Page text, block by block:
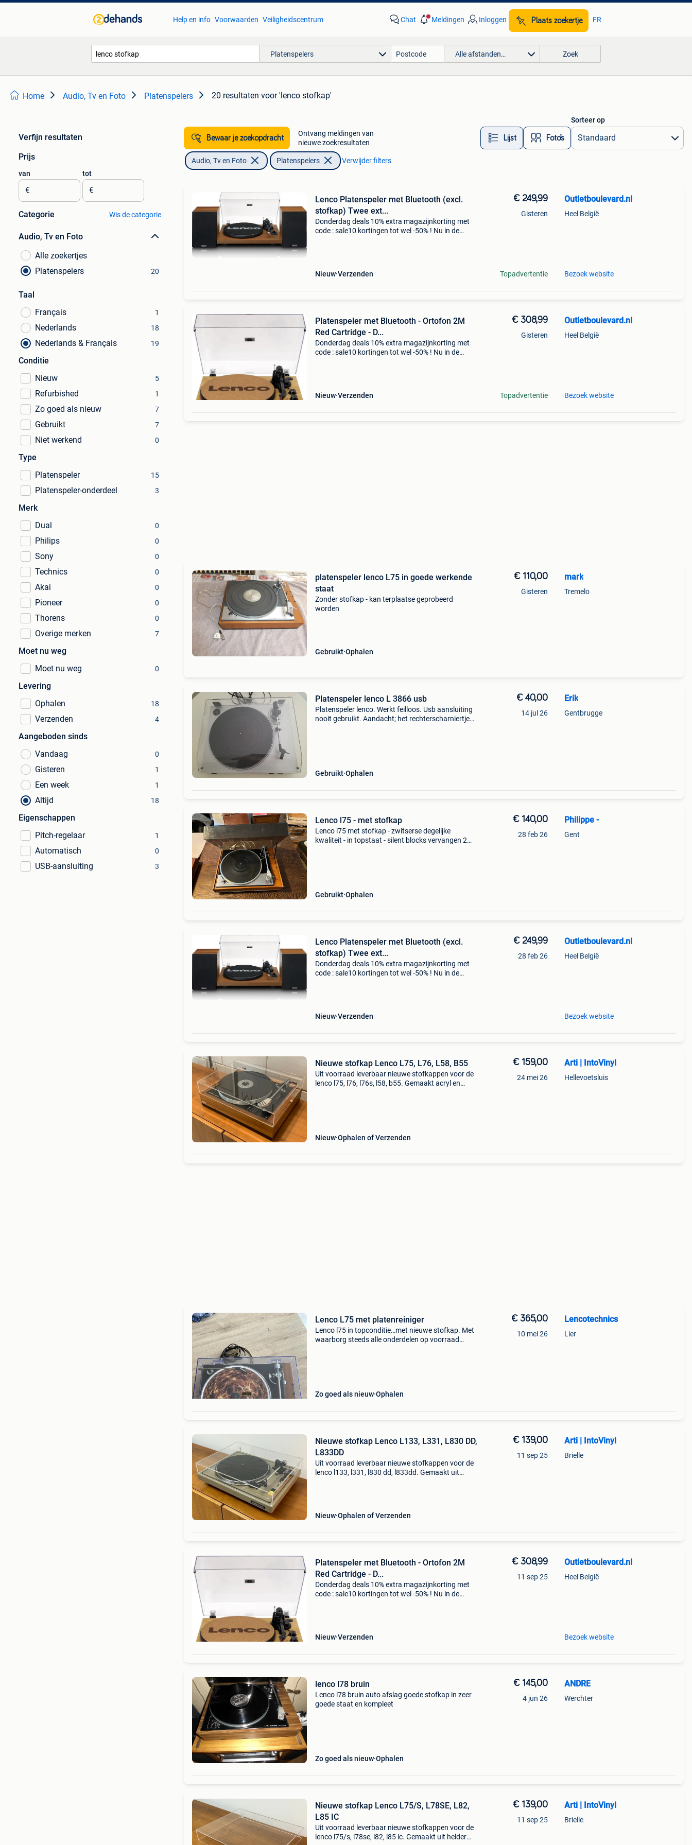
Help en info Voorwaarden Veiligheidscentrum Chat Meldingen Inloggen Plaats zoekertje FR
Platenspelers Alle afstanden… Zoek
Home Audio, Tv en Foto Platenspelers 20 resultaten voor 'lenco stofkap'
Verfijn resultaten
Prijs
van
€
tot
€
Categorie Wis de categorie
Audio, Tv en Foto
Alle zoekertjes
Platenspelers
20
Taal
Français
1
Nederlands 18
Nederlands & Français 19
Conditie
Nieuw
5
Refurbished 1
Zo goed als nieuw 7
Gebruikt 7
Niet werkend 0
Type
Platenspeler
15
Platenspeler-onderdeel 3
Merk
Dual
0
Philips 0
Sony 0
Technics 0
Akai 0
Pioneer 0
Thorens 0
Overige merken 7
Moet nu weg
Moet nu weg
0
Levering
Ophalen
18
Verzenden 4
Aangeboden sinds
Vandaag
0
Gisteren 1
Een week 1
Altijd 18
Eigenschappen
Pitch-regelaar
1
Automatisch 0
USB-aansluiting 3
Bewaar je zoekopdracht
Ontvang meldingen van
nieuwe zoekresultaten
Lijst Foto’s
Sorteer op
Audio, Tv en Foto Platenspelers Verwijder filters
Lenco Platenspeler met Bluetooth (excl.
stofkap) Twee ext...
Donderdag deals 10% extra magazijnkorting met
code : sale10 kortingen tot wel -50% ! Nu in de
Nieuw Verzenden
€ 249,99
Gisteren
Topadvertentie
Outletboulevard.nl
Heel België
Bezoek website
Platenspeler met Bluetooth - Ortofon 2M
Red Cartridge - D...
Donderdag deals 10% extra magazijnkorting met
code : sale10 kortingen tot wel -50% ! Nu in de
Nieuw Verzenden
€ 308,99
Gisteren
Topadvertentie
Outletboulevard.nl
Heel België
Bezoek website
platenspeler lenco L75 in goede werkende
staat
Zonder stofkap - kan terplaatse geprobeerd
worden
Gebruikt Ophalen
€ 110,00
Gisteren
mark
Tremelo
Platenspeler lenco L 3866 usb
Platenspeler lenco. Werkt feilloos. Usb aansluiting
nooit gebruikt. Aandacht; het rechterscharniertje
Gebruikt Ophalen
€ 40,00
14 jul 26
Erik
Gentbrugge
Lenco l75 - met stofkap
Lenco l75 met stofkap - zwitserse degelijke
kwaliteit - in topstaat - silent blocks vervangen 2
Gebruikt Ophalen
€ 140,00
28 feb 26
Philippe -
Gent
Lenco Platenspeler met Bluetooth (excl.
stofkap) Twee ext...
Donderdag deals 10% extra magazijnkorting met
code : sale10 kortingen tot wel -50% ! Nu in de
Nieuw Verzenden
€ 249,99
28 feb 26
Outletboulevard.nl
Heel België
Bezoek website
Nieuwe stofkap Lenco L75, L76, L58, B55
Uit voorraad leverbaar nieuwe stofkappen voor de
lenco l75, l76, l76s, l58, b55. Gemaakt acryl en
Nieuw Ophalen of Verzenden
€ 159,00
24 mei 26
Arti | IntoVinyl
Hellevoetsluis
Lenco L75 met platenreiniger
Lenco l75 in topconditie…met nieuwe stofkap. Met
waarborg steeds alle onderdelen op voorraad…
Zo goed als nieuw Ophalen
€ 365,00
10 mei 26
Lencotechnics
Lier
Nieuwe stofkap Lenco L133, L331, L830 DD,
L833DD
Uit voorraad leverbaar nieuwe stofkappen voor de
lenco l133, l331, l830 dd, l833dd. Gemaakt uit
Nieuw Ophalen of Verzenden
€ 139,00
11 sep 25
Arti | IntoVinyl
Brielle
Platenspeler met Bluetooth - Ortofon 2M
Red Cartridge - D...
Donderdag deals 10% extra magazijnkorting met
code : sale10 kortingen tot wel -50% ! Nu in de
Nieuw Verzenden
€ 308,99
11 sep 25
Outletboulevard.nl
Heel België
Bezoek website
lenco l78 bruin
Lenco l78 bruin auto afslag goede stofkap in zeer
goede staat en kompleet
Zo goed als nieuw Ophalen
€ 145,00
4 jun 26
ANDRE
Werchter
Nieuwe stofkap Lenco L75/S, L78SE, L82,
L85 IC
Uit voorraad leverbaar nieuwe stofkappen voor de
lenco l75/s, l78se, l82, l85 ic. Gemaakt uit helder
€ 139,00
11 sep 25
Arti | IntoVinyl
Brielle